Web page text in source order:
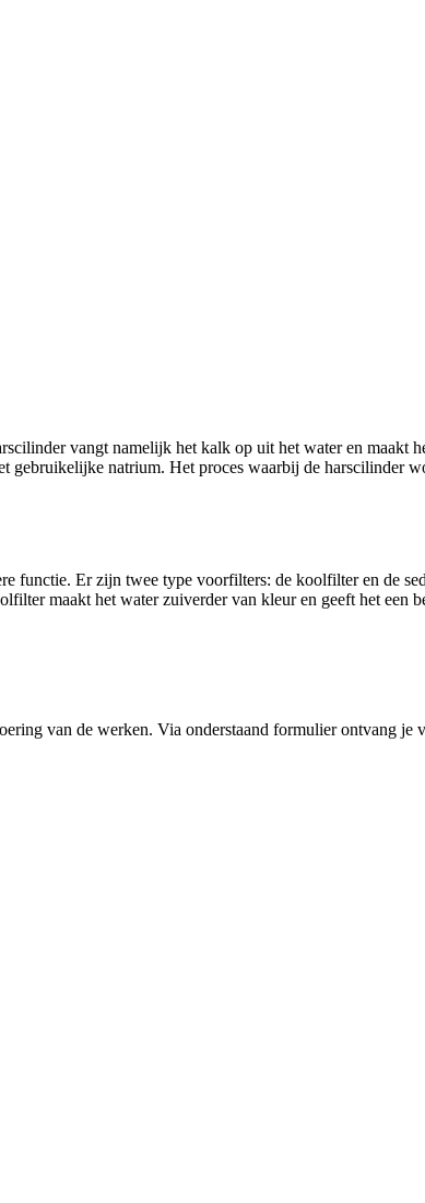
vangt namelijk het kalk op uit het water en maakt
gebruikelijke natrium. Het proces waarbij de harscilinder
functie. Er zijn twee type voorfilters: de koolfilter en de
maakt het water zuiverder van kleur en geeft het een
van de werken. Via onderstaand formulier ontvang